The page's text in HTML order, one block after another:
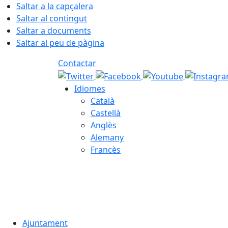
Saltar a la capçalera
Saltar al contingut
Saltar a documents
Saltar al peu de pàgina
Contactar
Idiomes
Català
Castellà
Anglès
Alemany
Francès
Ajuntament